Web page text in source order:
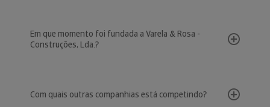
Em que momento foi fundada a Varela & Rosa -
Construções, Lda.?
Com quais outras companhias está competindo?